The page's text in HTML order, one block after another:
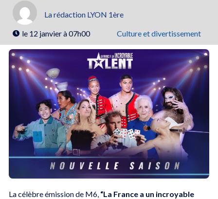
La rédaction LYON 1ère
le 12 janvier à 07h00 Culture et divertissement
La célèbre émission de M6, “La France a un incroyable